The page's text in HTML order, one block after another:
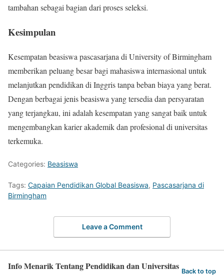
tambahan sebagai bagian dari proses seleksi.
Kesimpulan
Kesempatan beasiswa pascasarjana di University of Birmingham
memberikan peluang besar bagi mahasiswa internasional untuk
melanjutkan pendidikan di Inggris tanpa beban biaya yang berat.
Dengan berbagai jenis beasiswa yang tersedia dan persyaratan
yang terjangkau, ini adalah kesempatan yang sangat baik untuk
mengembangkan karier akademik dan profesional di universitas
terkemuka.
Categories: Beasiswa
Tags: Capaian Pendidikan Global Beasiswa, Pascasarjana di
Birmingham
Leave a Comment
Info Menarik Tentang Pendidikan dan Universitas Back to top